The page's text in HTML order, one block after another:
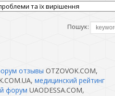
Пошук:
отзывы OTZOVOK.COM,
медицинский рейтинг
форум UAODESSA.COM,